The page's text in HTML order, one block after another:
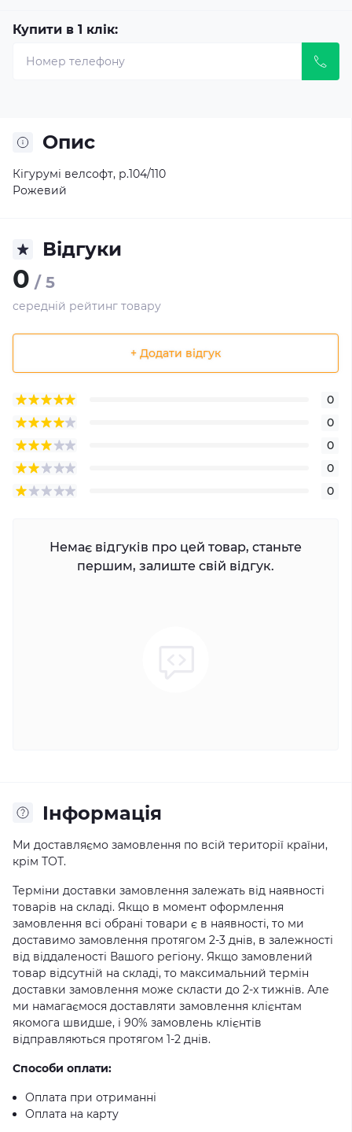
Купити в 1 клік:
Опис
Кігурумі велсофт, р.104/110
Рожевий
Відгуки
0 / 5
середній рейтинг товару
+ Додати відгук
0
0
0
0
0
Немає відгуків про цей товар, станьте
першим, залиште свій відгук.
Iнформація
Ми доставляємо замовлення по всій території країни,
крім ТОТ.
Терміни доставки замовлення залежать від наявності
товарів на складі. Якщо в момент оформлення
замовлення всі обрані товари є в наявності, то ми
доставимо замовлення протягом 2-3 днів, в залежності
від віддаленості Вашого регіону. Якщо замовлений
товар відсутній на складі, то максимальний термін
доставки замовлення може скласти до 2-х тижнів. Але
ми намагаємося доставляти замовлення клієнтам
якомога швидше, і 90% замовлень клієнтів
відправляються протягом 1-2 днів.
Способи оплати:
Оплата при отриманні
Оплата на карту